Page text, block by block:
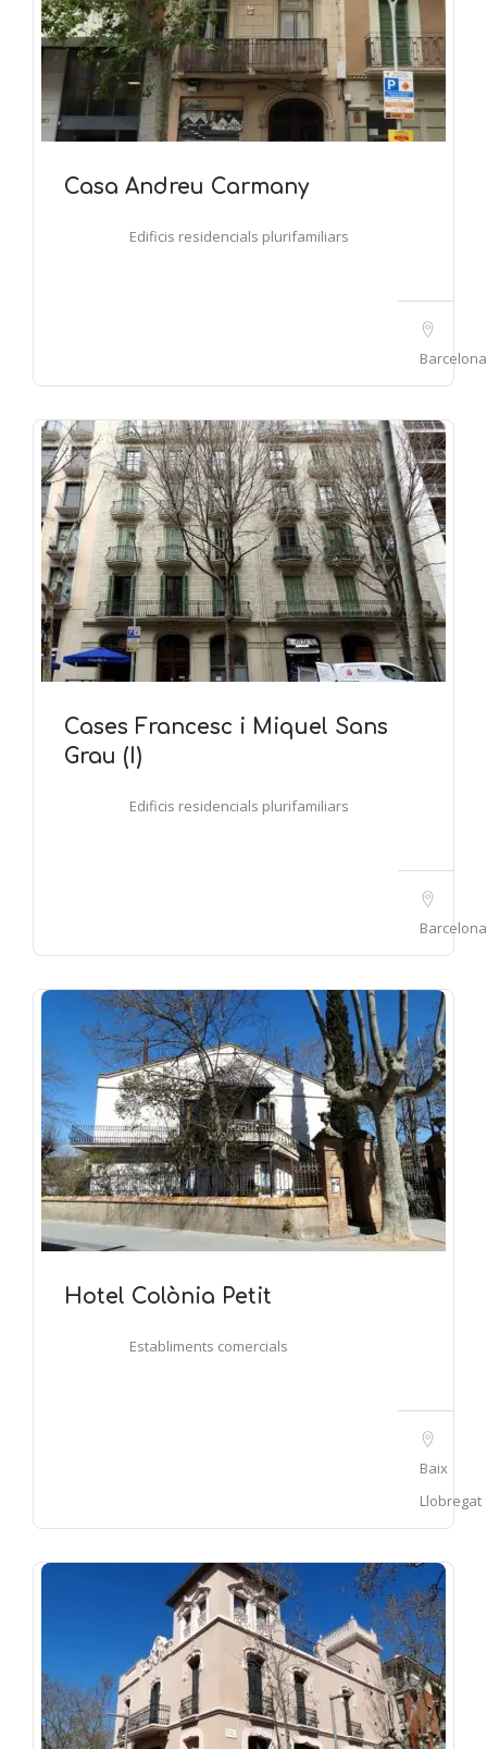
Casa Andreu Carmany
Edificis residencials plurifamiliars
Barcelona
Cases Francesc i Miquel Sans
Grau (I)
Edificis residencials plurifamiliars
Barcelona
Hotel Colònia Petit
Establiments comercials
Baix
Llobregat